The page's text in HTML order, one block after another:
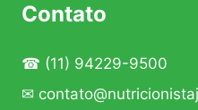
DO
Contato
☎ (11) 94229-9500
✉